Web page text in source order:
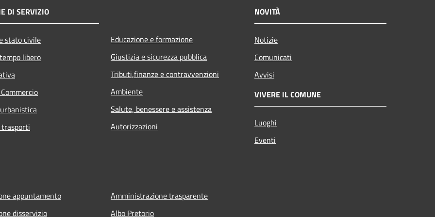
DI SERVIZIO
stato civile
libero
Educazione e formazione
Giustizia e sicurezza pubblica
Tributi,finanze e contravvenzioni
Ambiente
Salute, benessere e assistenza
Autorizzazioni
NOVITÀ
Notizie
Comunicati
Avvisi
VIVERE IL COMUNE
Luoghi
Eventi
appuntamento
disservizio
Amministrazione trasparente
Albo Pretorio